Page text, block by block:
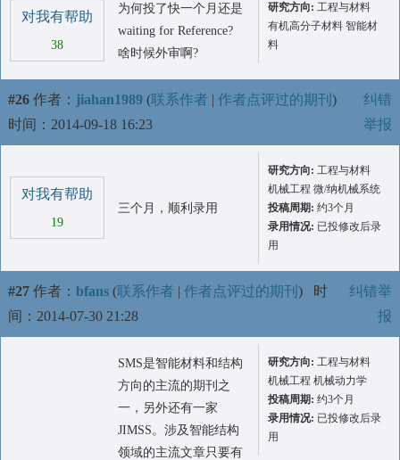
对我有帮助
38
为何投了快一个月还是
waiting for Reference?
啥时候外审啊?
研究方向: 工程与材料
有机高分子材料 智能材
料
#26 作者： jiahan1989 (联系作者 | 作者点评过的期刊 )
时间：2014-09-18 16:23
纠错
举报
对我有帮助
19
三个月，顺利录用
研究方向: 工程与材料
机械工程 微/纳机械系统
投稿周期: 约3个月
录用情况: 已投修改后录
用
#27 作者： bfans (联系作者 | 作者点评过的期刊 ) 时
间：2014-07-30 21:28
纠错举
报
SMS是智能材料和结构
方向的主流的期刊之
一，另外还有一家
JIMSS。涉及智能结构
领域的主流文章只要有
研究方向: 工程与材料
机械工程 机械动力学
投稿周期: 约3个月
录用情况: 已投修改后录
用